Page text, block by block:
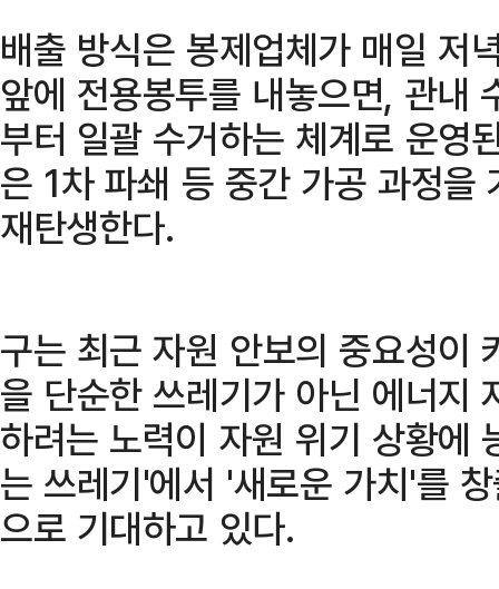
배출 방식은 봉제업체가 매일 저
앞에 전용봉투를 내놓으면, 관내
부터 일괄 수거하는 체계로 운영
은 1차 파쇄 등 중간 가공 과정
재탄생한다.
구는 최근 자원 안보의 중요성이
을 단순한 쓰레기가 아닌 에너지
하려는 노력이 자원 위기 상황에
는 쓰레기'에서 '새로운 가치'를
으로 기대하고 있다.